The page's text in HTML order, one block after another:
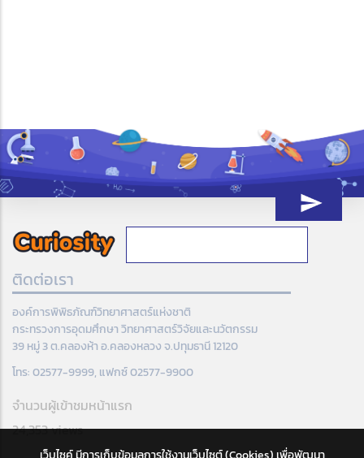
ติดต่อเรา
องค์การพิพิธภัณฑ์วิทยาศาสตร์แห่งชาติ
กระทรวงการอุดมศึกษา วิทยาศาสตร์วิจัยและนวัตกรรม
39 หมู่ 3 ต.คลองห้า อ.คลองหลวง จ.ปทุมธานี 12120
โทร: 02577-9999, แฟกซ์ 02577-9900
จำนวนผู้เข้าชมหน้าแรก
24,353 views